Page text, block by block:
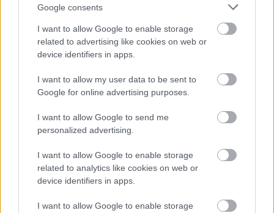
Google consents
I want to allow Google to enable storage
related to advertising like cookies on web or
device identifiers in apps.
I want to allow my user data to be sent to
Google for online advertising purposes.
I want to allow Google to send me
personalized advertising.
I want to allow Google to enable storage
related to analytics like cookies on web or
device identifiers in apps.
I want to allow Google to enable storage
Winnipesaukee, Νιου Χαμσάιρ